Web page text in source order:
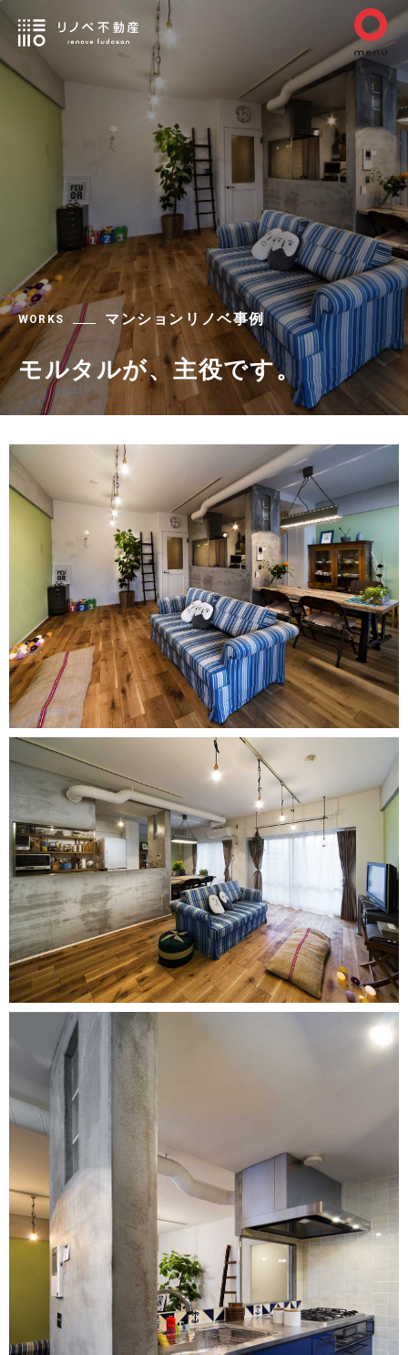
WORKS マンションリノベ事例
モルタルが、主役です。